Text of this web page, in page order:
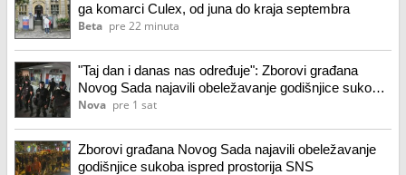
ga komarci Culex, od juna do kraja septembra
Beta pre 22 minuta
"Taj dan i danas nas određuje": Zborovi građana
Novog Sada najavili obeležavanje godišnjice sukoba
ispred prostorija SNS
Nova pre 1 sat
Zborovi građana Novog Sada najavili obeležavanje
godišnjice sukoba ispred prostorija SNS